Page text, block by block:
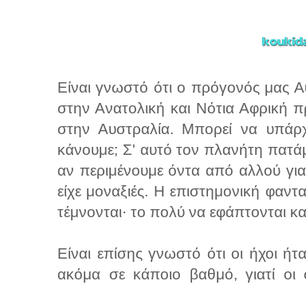
Είναι γνωστό ότι ο πρόγονός μας
στην Ανατολική και Νότια Αφρική
στην Αυστραλία. Μπορεί να
κάνουμε; Σ' αυτό τον πλανήτη
αν περιμένουμε όντα από αλλού
είχε μοναξιές. Η επιστημονική
τέμνονται· το πολύ να εφάπτονται
Είναι επίσης γνωστό ότι οι ήχοι
ακόμα σε κάποιο βαθμό, γιατί